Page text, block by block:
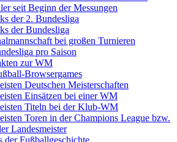
seit Beginn der Messungen
der 2. Bundesliga
der Bundesliga
bei großen Turnieren
pro Saison
zur WM
Browsergames
Deutschen Meisterschaften
Einsätzen bei einer WM
Titeln bei der Klub-WM
Toren in der Champions League bzw.
Landesmeister
der Fußballgeschichte